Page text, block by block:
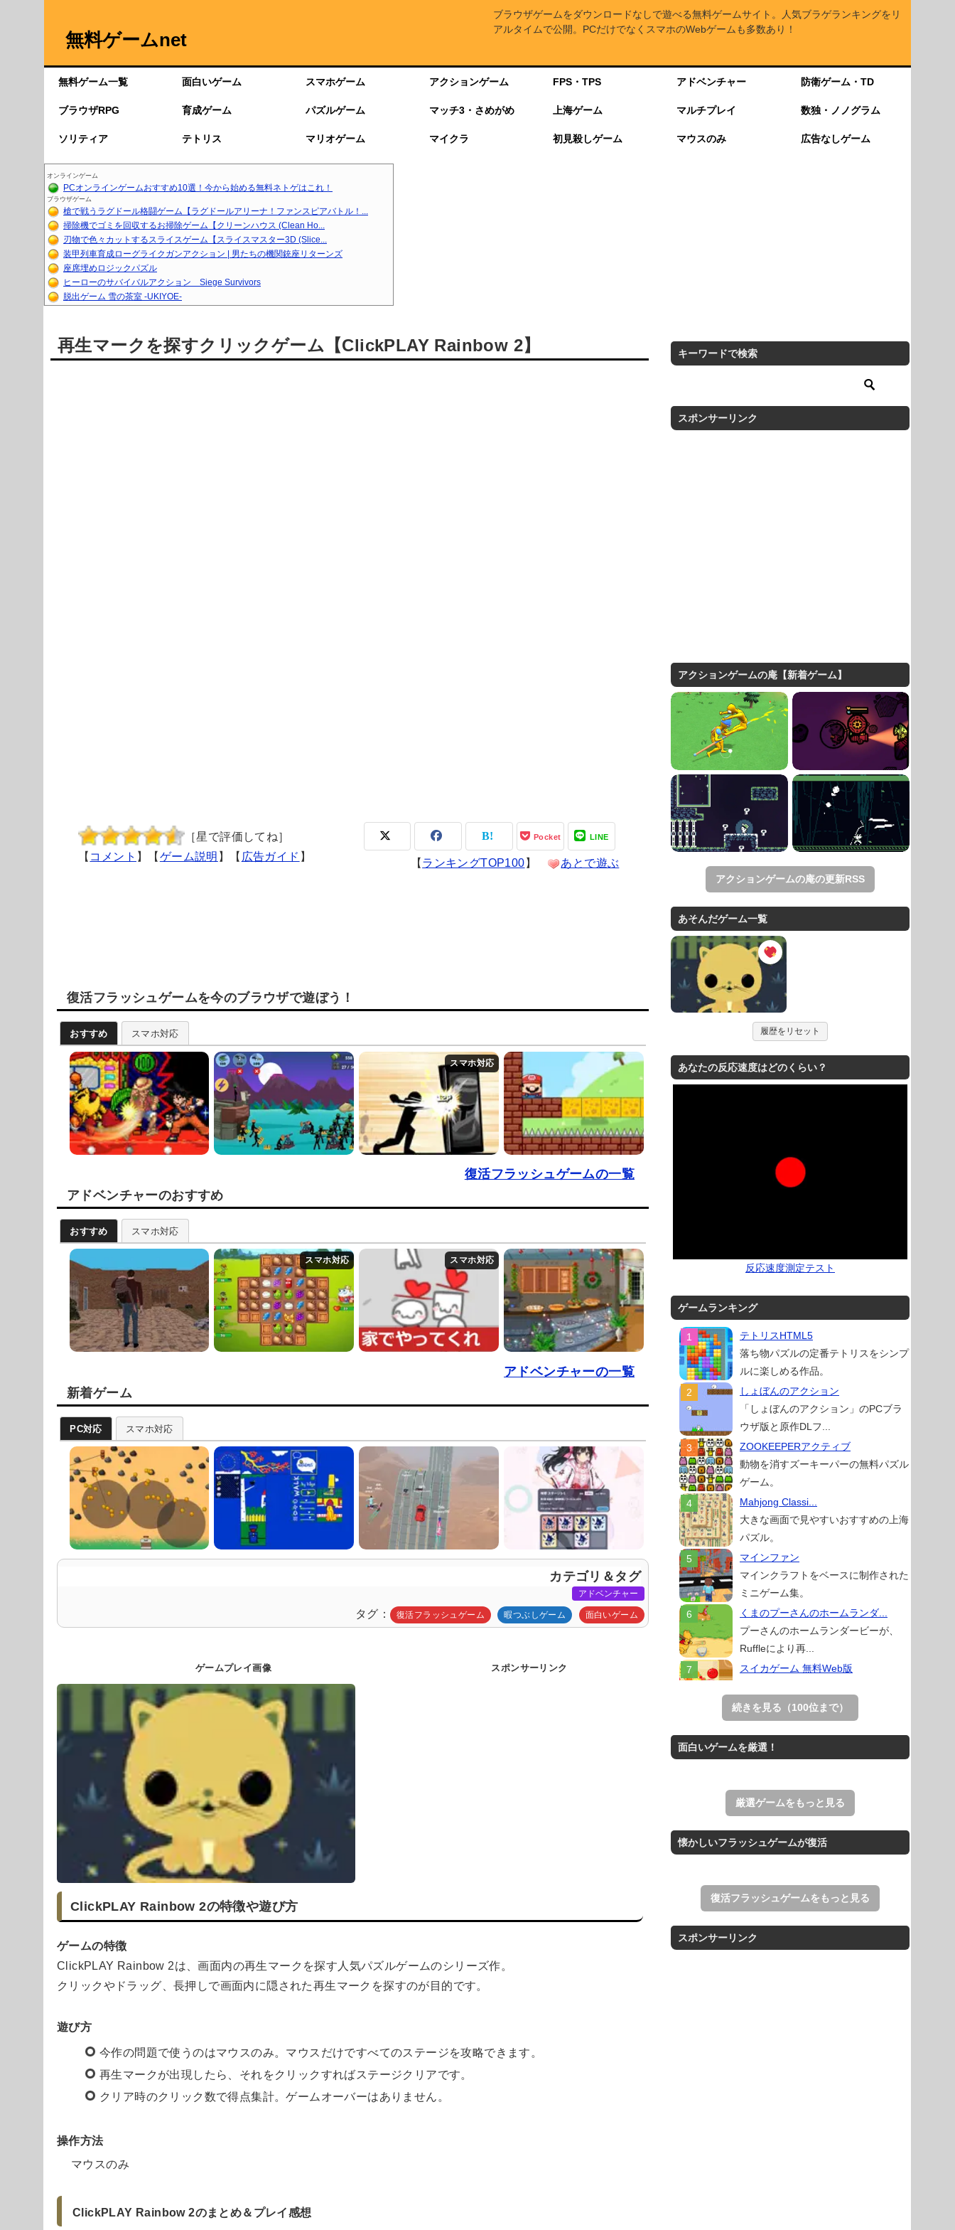
無料ゲームnet
ブラウザゲームをダウンロードなしで遊べる無料ゲームサイト。人気ブラゲランキングをリ
アルタイムで公開。PCだけでなくスマホのWebゲームも多数あり！
無料ゲーム一覧 面白いゲーム スマホゲーム アクションゲーム FPS・TPS アドベンチャー 防衛ゲーム・TD
ブラウザRPG 育成ゲーム パズルゲーム マッチ3・さめがめ 上海ゲーム マルチプレイ 数独・ノノグラム
ソリティア テトリス マリオゲーム マイクラ 初見殺しゲーム マウスのみ 広告なしゲーム
オンラインゲーム
PCオンラインゲームおすすめ10選！今から始める無料ネトゲはこれ！
ブラウザゲーム
槍で戦うラグドール格闘ゲーム【ラグドールアリーナ！ファンスピアバトル！...
掃除機でゴミを回収するお掃除ゲーム【クリーンハウス (Clean Ho...
刃物で色々カットするスライスゲーム【スライスマスター3D (Slice...
装甲列車育成ローグライクガンアクション | 男たちの機関銃座リターンズ
座席埋めロジックパズル
ヒーローのサバイバルアクション Siege Survivors
脱出ゲーム 雪の茶室 -UKIYOE-
再生マークを探すクリックゲーム【ClickPLAY Rainbow 2】
［星で評価してね］
【 コメント 】【 ゲーム説明 】【 広告ガイド 】
Pocket LINE
【 ランキングTOP100 】 あとで遊ぶ
復活フラッシュゲームを今のブラウザで遊ぼう！
おすすめ スマホ対応
復活フラッシュゲームの一覧
アドベンチャーのおすすめ
おすすめ スマホ対応
アドベンチャーの一覧
新着ゲーム
PC対応 スマホ対応
カテゴリ＆タグ
アドベンチャー
タグ 復活フラッシュゲーム 暇つぶしゲーム 面白いゲーム
ゲームプレイ画像 スポンサーリンク
ClickPLAY Rainbow 2の特徴や遊び方
ゲームの特徴
ClickPLAY Rainbow 2は、画面内の再生マークを探す人気パズルゲームのシリーズ作。
クリックやドラッグ、長押しで画面内に隠された再生マークを探すのが目的です。
遊び方
今作の問題で使うのはマウスのみ。マウスだけですべてのステージを攻略できます。
再生マークが出現したら、それをクリックすればステージクリアです。
クリア時のクリック数で得点集計。ゲームオーバーはありません。
操作方法
マウスのみ
ClickPLAY Rainbow 2のまとめ＆プレイ感想
キーワードで検索
スポンサーリンク
アクションゲームの庵【新着ゲーム】
アクションゲームの庵の更新RSS
あそんだゲーム一覧
履歴をリセット
あなたの反応速度はどのくらい？
反応速度測定テスト
ゲームランキング
テトリスHTML5
落ち物パズルの定番テトリスをシンプ
ルに楽しめる作品。
しょぼんのアクション
「しょぼんのアクション」のPCブラ
ウザ版と原作DLフ...
ZOOKEEPERアクティブ
動物を消すズーキーパーの無料パズル
ゲーム。
Mahjong Classi...
大きな画面で見やすいおすすめの上海
パズル。
マインファン
マインクラフトをベースに制作された
ミニゲーム集。
くまのプーさんのホームランダ...
プーさんのホームランダービーが、
Ruffleにより再...
スイカゲーム 無料Web版
無料Web版。
Mahjong Real
リアルな麻雀牌を使う18種類の上海
ゲーム。
王国を構築していく放置系のシミュレ
ーションゲーム。
アローアウト
すべての矢印を画面外へ導くパズルゲ
続きを見る（100位まで）
面白いゲームを厳選！
厳選ゲームをもっと見る
懐かしいフラッシュゲームが復活
復活フラッシュゲームをもっと見る
スポンサーリンク